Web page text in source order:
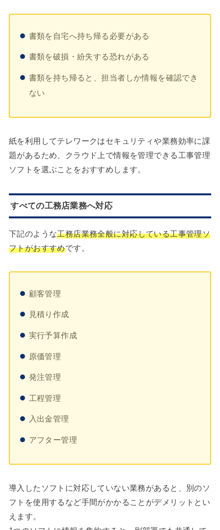
書類を自宅へ持ち帰る必要がある
書類を破損・紛失する恐れがある
書類を持ち帰ると、担当者しか情報を確認でき
ない
紙を利用してテレワークはセキュリティや業務効率に課
題があるため、クラウド上で情報を管理できる工事管理
ソフトを選ぶことをおすすめします。
すべての工務店業務へ対応
下記のような工務店業務全般に対応している工事管理ソ
フトがおすすめです。
顧客管理
見積り作成
実行予算作成
原価管理
発注管理
工程管理
入出金管理
アフター管理
導入したソフトに対応していない業務があると、別のソ
フトを使用するなど手間がかかることがデメリットとい
えます。